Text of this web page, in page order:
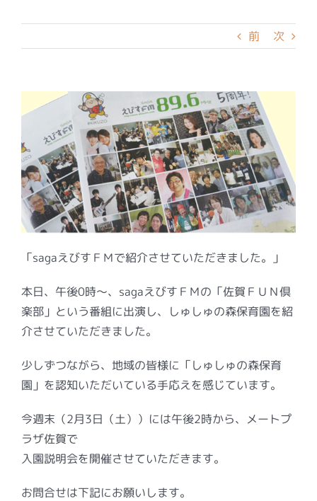
前 次
「sagaえびすＦＭで紹介させていただきました。」
本日、午後0時～、sagaえびすＦＭの「佐賀ＦＵＮ倶
楽部」という番組に出演し、しゅしゅの森保育園を紹
介させていただきました。
少しずつながら、地域の皆様に「しゅしゅの森保育
園」を認知いただいている手応えを感じています。
今週末（2月3日（土））には午後2時から、メートプ
ラザ佐賀で
入園説明会を開催させていただきます。
お問合せは下記にお願いします。